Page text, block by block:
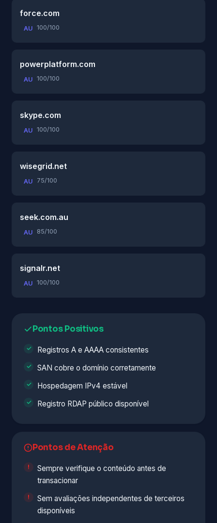
force.com
AU 100/100
powerplatform.com
AU 100/100
skype.com
AU 100/100
wisegrid.net
AU 75/100
seek.com.au
AU 85/100
signalr.net
AU 100/100
Pontos Positivos
Registros A e AAAA consistentes
SAN cobre o domínio corretamente
Hospedagem IPv4 estável
Registro RDAP público disponível
Pontos de Atenção
Sempre verifique o conteúdo antes de
transacionar
Sem avaliações independentes de terceiros
disponíveis